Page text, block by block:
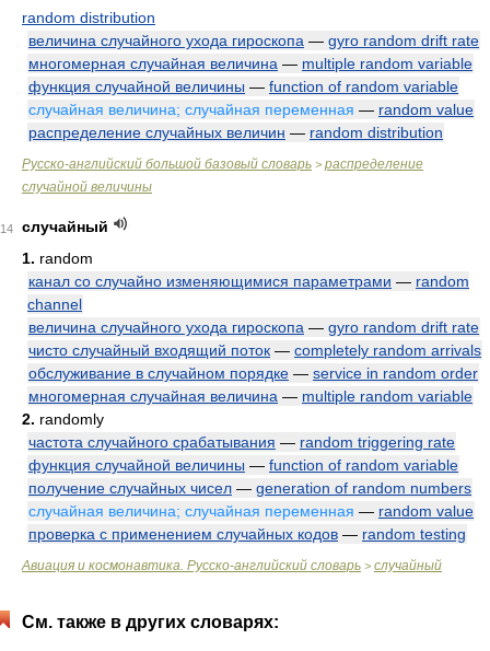
random distribution
величина случайного ухода гироскопа — gyro random drift rate
многомерная случайная величина — multiple random variable
функция случайной величины — function of random variable
случайная величина; случайная переменная — random value
распределение случайных величин — random distribution
Русско-английский большой базовый словарь > распределение
случайной величины
14
случайный
1. random
канал со случайно изменяющимися параметрами — random
channel
величина случайного ухода гироскопа — gyro random drift rate
чисто случайный входящий поток — completely random arrivals
обслуживание в случайном порядке — service in random order
многомерная случайная величина — multiple random variable
2. randomly
частота случайного срабатывания — random triggering rate
функция случайной величины — function of random variable
получение случайных чисел — generation of random numbers
случайная величина; случайная переменная — random value
проверка с применением случайных кодов — random testing
Авиация и космонавтика. Русско-английский словарь > случайный
См. также в других словарях: